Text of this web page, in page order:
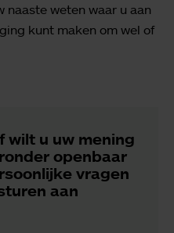
naaste weten waar u aan
kunt maken om wel of
wilt u uw mening
openbaar
vragen
aan